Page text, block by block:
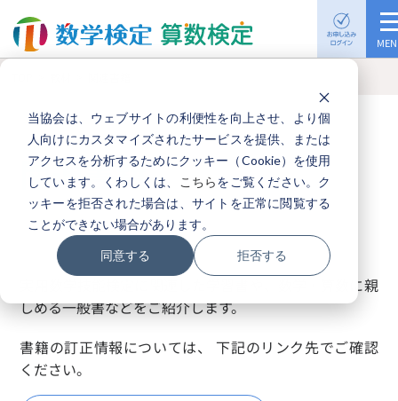
当協会は、ウェブサイトの利便性を向上させ、より個
人向けにカスタマイズされたサービスを提供、または
アクセスを分析するためにクッキー（Cookie）を使用
しています。くわしくは、
こちらをご覧ください。ク
ッキーを拒否された場合は、サイトを正常に閲覧する
ことができない場合があります。
同意する 拒否する
検定日一覧
検定過去問題
関連書籍
実用数学技能検定に関連した学習書や、数学・算数に親
しめる一般書などをご紹介します。
書籍の訂正情報については、 下記のリンク先でご確認
ください。